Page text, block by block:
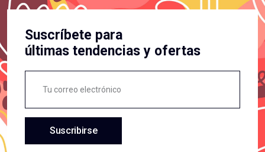
Suscríbete para
últimas tendencias y ofertas
Suscribirse